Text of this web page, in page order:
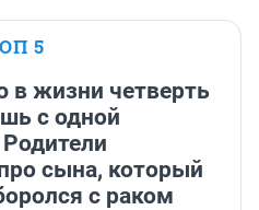
5
в жизни четверть
с одной
сына, который
с раком